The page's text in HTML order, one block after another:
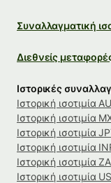
Συναλλαγματική
Διεθνείς
Ιστορικές
Ιστορική ισοτιμία
Ιστορική ισοτιμία
Ιστορική ισοτιμία
Ιστορική ισοτιμία
Ιστορική ισοτιμία
Ιστορική ισοτιμία